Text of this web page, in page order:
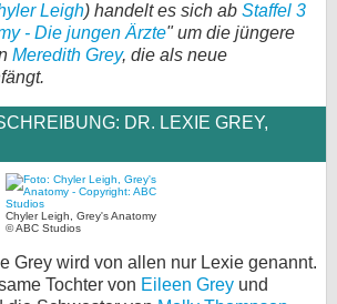
Leigh) handelt es sich ab Staffel 3
- Die jungen Ärzte" um die jüngere
Meredith Grey, die als neue
DR. LEXIE GREY,
Chyler Leigh, Grey's Anatomy
© ABC Studios
Grey wird von allen nur Lexie genannt.
Tochter von Eileen Grey und
KULTUR
Specials
Forum
bei X
bei Facebook